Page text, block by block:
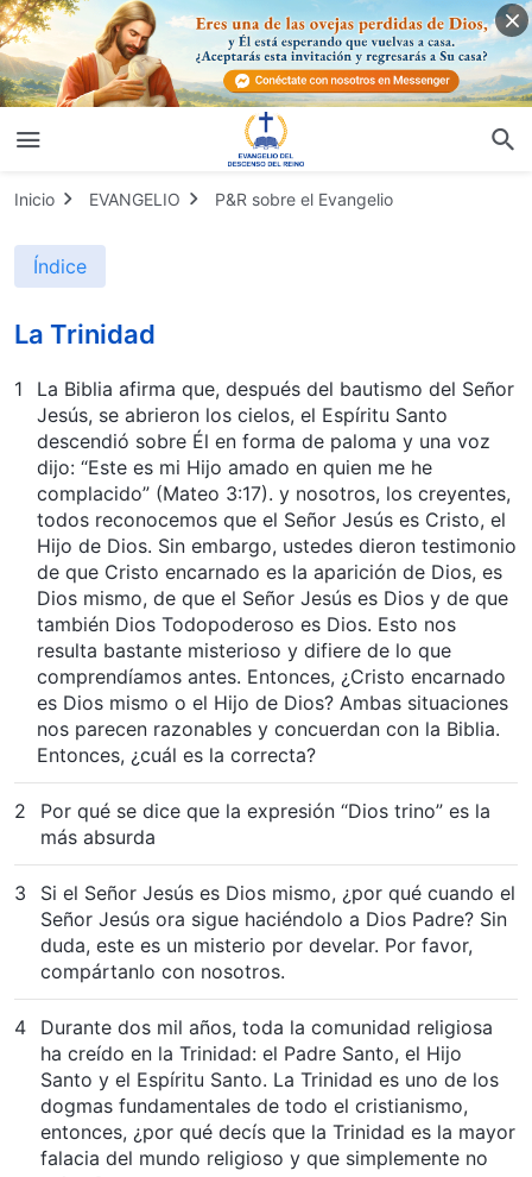
Inicio EVANGELIO P&R sobre el Evangelio
La Trinidad
Índice
1
La Biblia afirma que, después del bautismo del Señor
Jesús, se abrieron los cielos, el Espíritu Santo
descendió sobre Él en forma de paloma y una voz
dijo: “Este es mi Hijo amado en quien me he
complacido” (Mateo 3:17). y nosotros, los creyentes,
todos reconocemos que el Señor Jesús es Cristo, el
Hijo de Dios. Sin embargo, ustedes dieron testimonio
de que Cristo encarnado es la aparición de Dios, es
Dios mismo, de que el Señor Jesús es Dios y de que
también Dios Todopoderoso es Dios. Esto nos
resulta bastante misterioso y difiere de lo que
comprendíamos antes. Entonces, ¿Cristo encarnado
es Dios mismo o el Hijo de Dios? Ambas situaciones
nos parecen razonables y concuerdan con la Biblia.
Entonces, ¿cuál es la correcta?
2
Por qué se dice que la expresión “Dios trino” es la
más absurda
3
Si el Señor Jesús es Dios mismo, ¿por qué cuando el
Señor Jesús ora sigue haciéndolo a Dios Padre? Sin
duda, este es un misterio por develar. Por favor,
compártanlo con nosotros.
4
Durante dos mil años, toda la comunidad religiosa
ha creído en la Trinidad: el Padre Santo, el Hijo
Santo y el Espíritu Santo. La Trinidad es uno de los
dogmas fundamentales de todo el cristianismo,
entonces, ¿por qué decís que la Trinidad es la mayor
falacia del mundo religioso y que simplemente no